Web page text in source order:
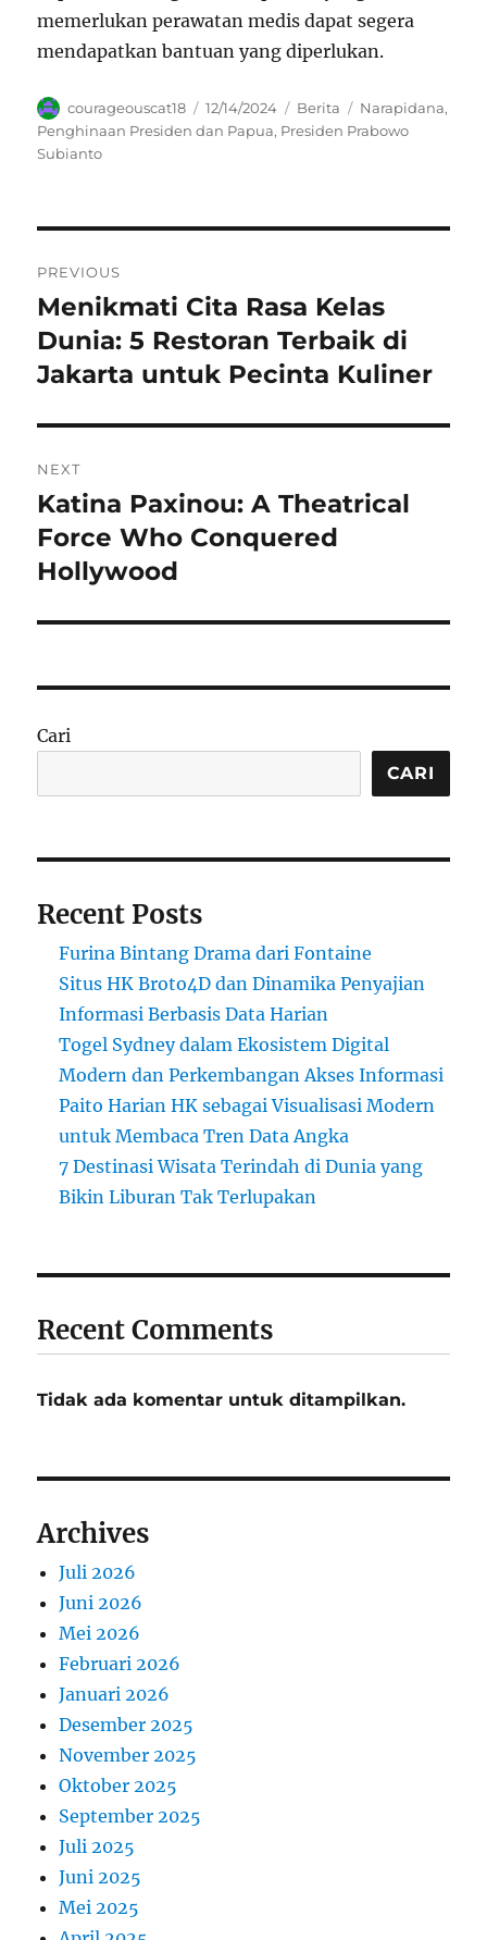
memerlukan perawatan medis dapat segera
mendapatkan bantuan yang diperlukan.
Author
courageouscat18
Posted
on
12/14/2024 Categories
Berita Tags
Narapidana,
Penghinaan Presiden dan Papua, Presiden Prabowo
Subianto
pos
PREVIOUS
Previous
post:
Menikmati Cita Rasa Kelas
Dunia: 5 Restoran Terbaik di
Jakarta untuk Pecinta Kuliner
NEXT
Next
post:
Katina Paxinou: A Theatrical
Force Who Conquered
Hollywood
Cari
CARI
Recent Posts
Furina Bintang Drama dari Fontaine
Situs HK Broto4D dan Dinamika Penyajian
Informasi Berbasis Data Harian
Togel Sydney dalam Ekosistem Digital
Modern dan Perkembangan Akses Informasi
Paito Harian HK sebagai Visualisasi Modern
untuk Membaca Tren Data Angka
7 Destinasi Wisata Terindah di Dunia yang
Bikin Liburan Tak Terlupakan
Recent Comments
Tidak ada komentar untuk ditampilkan.
Archives
Juli 2026
Juni 2026
Mei 2026
Februari 2026
Januari 2026
Desember 2025
November 2025
Oktober 2025
September 2025
Juli 2025
Juni 2025
Mei 2025